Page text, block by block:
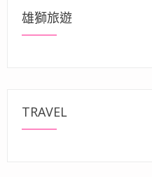
雄獅旅遊
TRAVEL